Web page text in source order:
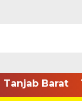
Tanjab Barat